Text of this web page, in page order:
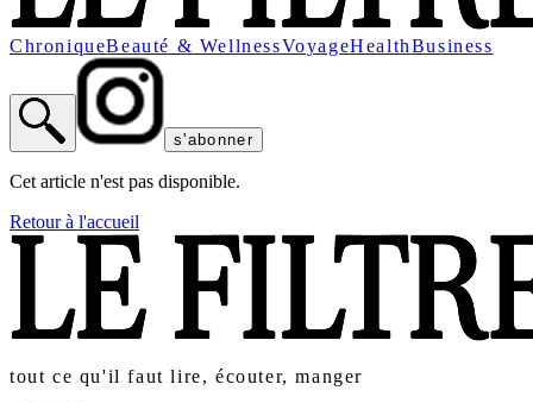
ChroniqueBeauté & WellnessVoyageHealthBusiness
s'abonner
Cet article n'est pas disponible.
Retour à l'accueil
tout ce qu'il faut lire, écouter, manger